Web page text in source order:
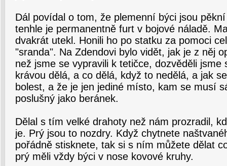
Dál povídal o tom, že plemenní býci jsou
tenhle je permanentně furt v bojové náladě.
dvakrát utekl. Honili ho po statku za pomoci
"sranda". Na Zdendovi bylo vidět, jak je z něj
než jsme se vypravili k tetičce, dozvěděli jsme
krávou dělá, a co dělá, když to nedělá, a jak
bolest, a že je jen jediné místo, kam se musí
poslušný jako beránek.
Dělal s tím velké drahoty než nám prozradil,
je. Prý jsou to nozdry. Když chytnete
pořádně stisknete, tak si s ním můžete dělat
prý měli vždy býci v nose kovové kruhy.